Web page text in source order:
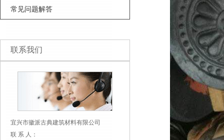
常见问题解答
联系我们
宜兴市徽派古典建筑材料有限公司
联 系 人：